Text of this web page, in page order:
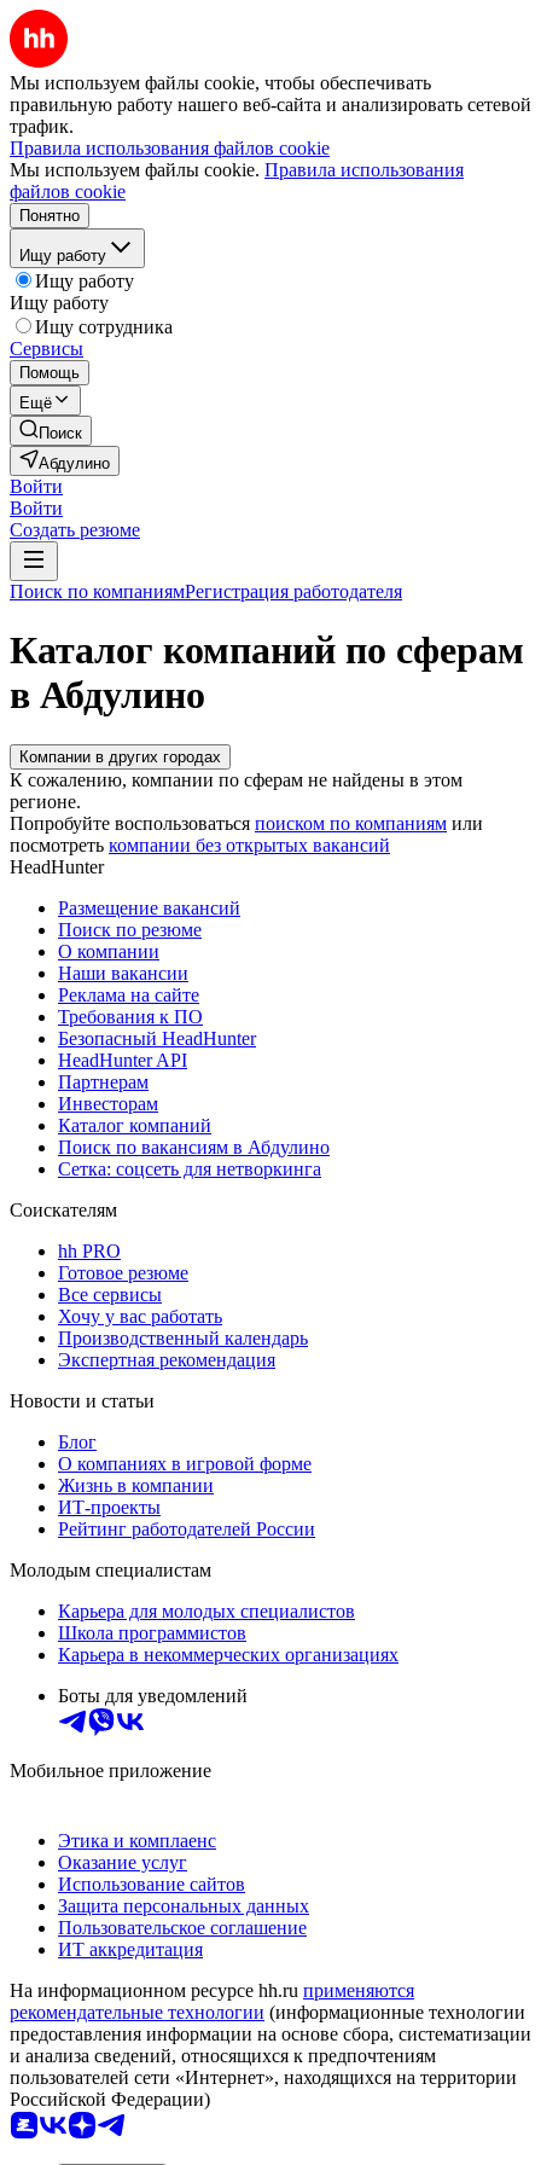
Мы используем файлы cookie, чтобы обеспечивать
правильную работу нашего веб-сайта и анализировать сетевой
трафик.
Правила использования файлов cookie
Мы используем файлы cookie. Правила использования
файлов cookie
Понятно
Ищу работу
Ищу работу
Ищу работу
Ищу сотрудника
Сервисы
Помощь
Ещё
Поиск
Абдулино
Войти
Войти
Создать резюме
Поиск по компаниямРегистрация работодателя
Каталог компаний по сферам
в Абдулино
Компании в других городах
К сожалению, компании по сферам не найдены в этом
регионе.
Попробуйте воспользоваться поиском по компаниям или
посмотреть компании без открытых вакансий
HeadHunter
Размещение вакансий
Поиск по резюме
О компании
Наши вакансии
Реклама на сайте
Требования к ПО
Безопасный HeadHunter
HeadHunter API
Партнерам
Инвесторам
Каталог компаний
Поиск по вакансиям в Абдулино
Сетка: соцсеть для нетворкинга
Соискателям
hh PRO
Готовое резюме
Все сервисы
Хочу у вас работать
Производственный календарь
Экспертная рекомендация
Новости и статьи
Блог
О компаниях в игровой форме
Жизнь в компании
ИТ-проекты
Рейтинг работодателей России
Молодым специалистам
Карьера для молодых специалистов
Школа программистов
Карьера в некоммерческих организациях
Боты для уведомлений
Мобильное приложение
Этика и комплаенс
Оказание услуг
Использование сайтов
Защита персональных данных
Пользовательское соглашение
ИТ аккредитация
На информационном ресурсе hh.ru применяются
рекомендательные технологии (информационные технологии
предоставления информации на основе сбора, систематизации
и анализа сведений, относящихся к предпочтениям
пользователей сети «Интернет», находящихся на территории
Российской Федерации)